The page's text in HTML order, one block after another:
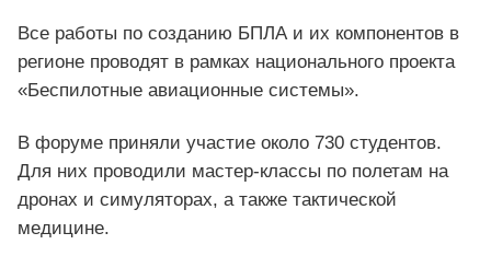
Все работы по созданию БПЛА и их компонентов в
регионе проводят в рамках национального проекта
«Беспилотные авиационные системы».
В форуме приняли участие около 730 студентов.
Для них проводили мастер-классы по полетам на
дронах и симуляторах, а также тактической
медицине.